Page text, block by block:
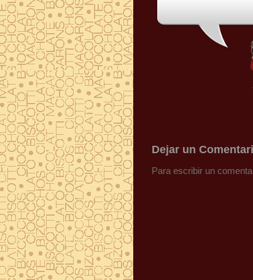
Dejar un
Para escribir un